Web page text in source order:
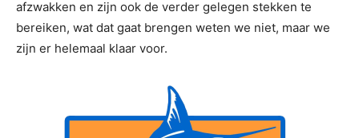
afzwakken en zijn ook de verder gelegen stekken te
bereiken, wat dat gaat brengen weten we niet, maar we
zijn er helemaal klaar voor.